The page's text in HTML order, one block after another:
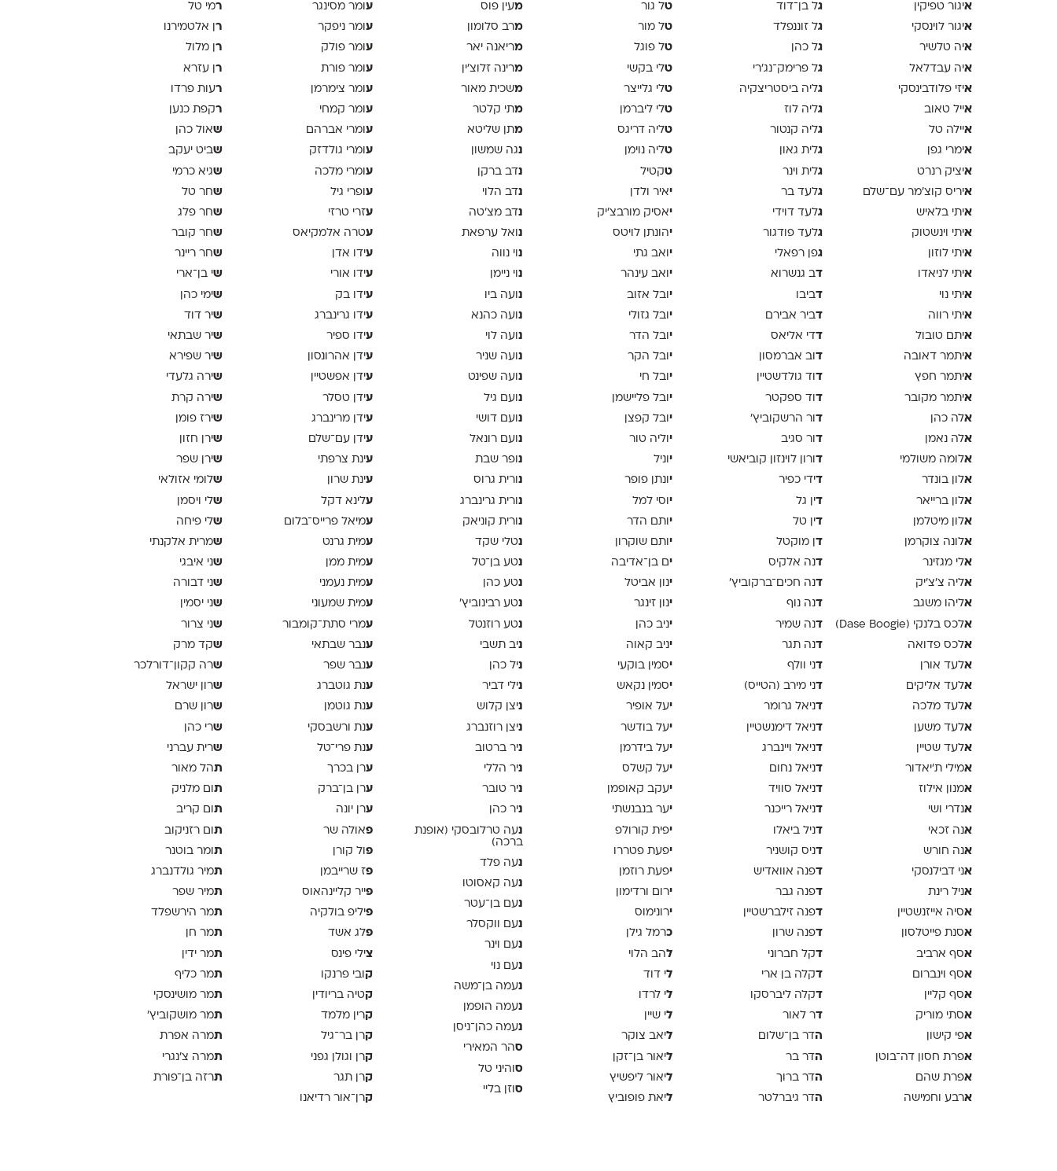
איגור טפיקין
איגור לוינסקי
איה טלשיר
איה עבדלאל
איזי פלודבינסקי
אייל טאוב
איילה טל
אימרי גפן
איציק רנרט
איריס קוצ׳מר עם־שלם
איתי בלאיש
איתי וינשטוק
איתי לוזון
איתי לניאדו
איתי נוי
איתי רווה
איתם טובול
איתמר דאובה
איתמר חפץ
איתמר מקובר
אלה כהן
אלה נאמן
אלומה משולמי
אלון בונדר
אלון ברייאר
אלון מיטלמן
אלונה צוקרמן
אלי מגזינר
אליה צ׳צ׳יק
אליהו משגב
אלכס בלנקי (Dase Boogie)
אלכס פדואה
אלעד אורן
אלעד אליקים
אלעד מלכה
אלעד משען
אלעד שטיין
אמילי ת׳יאדור
אמנון אילוז
אנדרי ושי
אנה זכאי
אנה חורש
אני דבילנסקי
אניל רינת
אסיה אייזנשטיין
אסנת פייטלסון
אסף ארביב
אסף וינברום
אסף קליין
אסתי מוריק
אפי קישון
אפרת חסון דה־בוטן
אפרת שהם
ארבע וחמישה
גל בן־דוד
גל זוננפלד
גל כהן
גל פרימק־נג׳רי
גליה ביסטריצקיה
גליה לוז
גליה קנטור
גלית גאון
גלית וינר
גלעד בר
גלעד דוידי
גלעד פודגור
גפן רפאלי
דב גנשרוא
דביבו
דביר אבירם
דדי אליאס
ד וב אברמסון
ד וד גולדשטיין
ד וד ספקטר
ד ור הרשקוביץ׳
ד ור סגיב
ד ורון לוינזון קוביאשי
דידי כפיר
דין גל
דין טל
ד ן מוקטל
דנה אלקיס
דנה חכים־ברקוביץ׳
דנה נוף
דנה שמיר
דנה תגר
דני וולף
דני מירב (הטייס)
דניאל גרומר
דניאל דימנשטיין
דניאל ויינברג
דניאל נחום
דניאל סוויד
דניאל רייכנר
דניל ביאלו
דניס קושניר
דפנה אוואדיש
דפנה גבר
דפנה זילברשטיין
דפנה שרון
דקל חברוני
דקלה בן ארי
דקלה ליברסקו
דר לאור
הדר בן־שלום
הדר בר
הדר ברוך
הדר גיברלטר
טל גור
טל מור
טל פוגל
טלי בקשי
טלי גלייצר
טלי ליברמן
טליה דריגס
טליה נוימן
טקטיל
יאיר ולדן
יאסיק מורבצ'יק
יהונתן לויטס
יואב גתי
יואב עינהר
יובל אזוב
יובל גזולי
יובל הדר
יובל הקר
יובל חי
יובל פליישמן
יובל קפצן
יוליה טור
יוניל
יונתן פופר
יוסי למל
יותם הדר
יותם שוקרון
ים בן־אדיבה
ינון אביטל
ינון זינגר
יניב כהן
יניב קאוה
יסמין בוקעי
יסמין נקאש
יעל אופיר
יעל בודשר
יעל בידרמן
יעל קשלס
יעקב קאופמן
יער בנבנשתי
יפית קורולפ
יפעת פטררו
יפעת רוזמן
ירום ורדימון
ירונימוס
כרמל גילן
להב הלוי
לי דוד
לי לרדו
לי שיין
ליאב צוקר
ליאור בן־זקן
ליאור ליפשיץ
ליאת פופוביץ
מעין פוס
מרב סלומון
מריאנה יאר
מרינה זלוצ׳ין
משכית מאור
מתי קלטר
מתן שליטא
נגה שמשון
נדב ברקן
נדב הלוי
נדב מצ׳טה
נ ואל ערפאת
נ וי נווה
נ וי ניימן
נ ועה ביו
נ ועה כהנא
נ ועה לוי
נ ועה שניר
נ ועה שפינט
נ ועם גיל
נ ועם דושי
נ ועם רונאל
נ ופר שבת
נ ורית גרוס
נ ורית גרינברג
נ ורית קוניאק
נטלי שקד
נטע בן־טל
נטע כהן
נטע רבינוביץ׳
נטע רוזנטל
ניב תשבי
ניל כהן
נילי דביר
ניצן קלוש
ניצן רוזנברג
ניר ברטוב
ניר הללי
ניר טובר
ניר כהן
נעה טרלובסקי (אופנת
ברכה)
נעה פלד
נעה קאסוטו
נעם בן־עטר
נעם ווקסלר
נעם וינר
נעם נוי
נעמה בן־משה
נעמה הופמן
נעמה כהן־ניסן
סהר המאירי
ס והיני טל
ס וזן בליי
ע ומר מסינגר
ע ומר ניפקר
ע ומר פולק
ע ומר פורת
ע ומר צימרמן
ע ומר קמחי
ע ומרי אברהם
ע ומרי גולדזק
ע ומרי מלכה
ע ופרי גיל
עזרי טרזי
עטרה אלמקיאס
עידו אדן
עידו אורי
עידו בק
עידו גרינברג
עידו ספיר
עידן אהרונסון
עידן אפשטיין
עידן טסלר
עידן מרינברג
עידן עם־שלם
עינת צרפתי
עינת שרון
עלינא דקל
עמיאל פרייס־בלום
עמית גרנט
עמית ממן
עמית נעמני
עמית שמעוני
עמרי סתת־קומבור
ענבר שבתאי
ענבר שפר
ענת גוטברג
ענת גוטמן
ענת ורשבסקי
ענת פרי־טל
ערן בכרך
ערן בן־ברק
ערן יונה
פאולה שר
פ ול קורן
פז שרייבמן
פייר קליינהאוס
פיליפ בולקיה
פלג אשד
צילי פינס
ק ובי פרנקו
קטיה בריודין
קרין מלמד
קרן בר־גיל
קרן וגולן גפני
קרן תגר
קרן־אור רדיאנו
רמי טל
רן אלטמירנו
רן מלול
רן עזרא
רעות פרדו
רקפת כנען
שאול כהן
שביט יעקב
שגיא כרמי
שחר טל
שחר פלג
שחר קובר
שחר ריינר
שי בן־ארי
שימי כהן
שיר דוד
שיר שבתאי
שיר שפירא
שירה גלעדי
שירה קרת
שירז פומן
שירן חזון
שירן שפר
שלומי אזולאי
שלי ויסמן
שלי פיחה
שמרית אלקנתי
שני איבגי
שני דבורה
שני יסמין
שני צרור
שקד מרק
שרה קקון־דורלכר
שרון ישראל
שרון שרם
שרי כהן
שרית עברני
תהל מאור
תום מלניק
תום קריב
תום רזניקוב
תומר בוטנר
תמיר גולדנברג
תמיר שפר
תמר הירשפלד
תמר חן
תמר ידין
תמר כליף
תמר מושינסקי
תמר מושקוביץ'
תמרה אפרת
תמרה צ׳נגרי
תרזה בן־פורת